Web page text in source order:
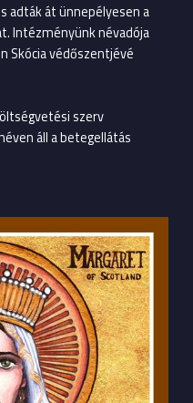
adták át ünnepélyesen a
Intézményünk névadója
Skócia védőszentjévé
szerv
áll a betegellátás